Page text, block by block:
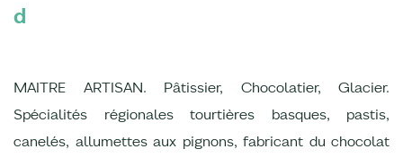
d
MAITRE ARTISAN. Pâtissier, Chocolatier, Glacier.
Spécialités régionales tourtières basques, pastis,
canelés, allumettes aux pignons, fabricant du chocolat